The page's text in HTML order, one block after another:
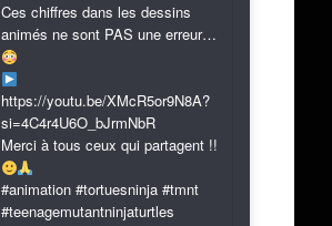
Ces chiffres dans les dessins
animés ne sont PAS une erreur…
https://youtu.be/XMcR5or9N8A?
si=4C4r4U6O_bJrmNbR
Merci à tous ceux qui partagent !!
#animation #tortuesninja #tmnt
#teenagemutantninjaturtles